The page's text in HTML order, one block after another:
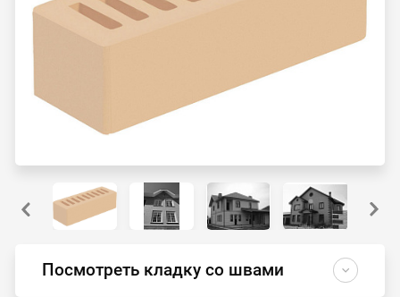
Посмотреть кладку со швами